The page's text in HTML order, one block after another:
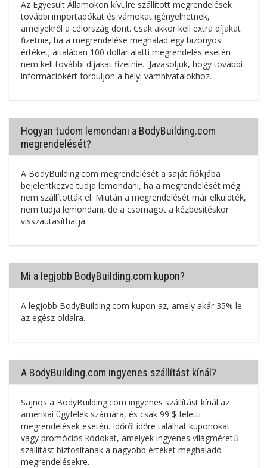
Az Egyesült Államokon kívülre szállított megrendelések
további importadókat és vámokat igényelhetnek,
amelyekről a célország dönt. Csak akkor kell extra díjakat
fizetnie, ha a megrendelése meghalad egy bizonyos
értéket; általában 100 dollár alatti megrendelés esetén
nem kell további díjakat fizetnie. Javasoljuk, hogy további
információkért forduljon a helyi vámhivatalokhoz.
Hogyan tudom lemondani a BodyBuilding.com
megrendelését?
A BodyBuilding.com megrendelését a saját fiókjába
bejelentkezve tudja lemondani, ha a megrendelését még
nem szállították el. Miután a megrendelését már elküldték,
nem tudja lemondani, de a csomagot a kézbesítéskor
visszautasíthatja.
Mi a legjobb BodyBuilding.com kupon?
A legjobb BodyBuilding.com kupon az, amely akár 35% le
az egész oldalra.
A BodyBuilding.com ingyenes szállítást kínál?
Sajnos a BodyBuilding.com ingyenes szállítást kínál az
amerikai ügyfelek számára, és csak 99 $ feletti
megrendelések esetén. Időről időre találhat kuponokat
vagy promóciós kódokat, amelyek ingyenes világméretű
szállítást biztosítanak a nagyobb értéket meghaladó
megrendelésekre.